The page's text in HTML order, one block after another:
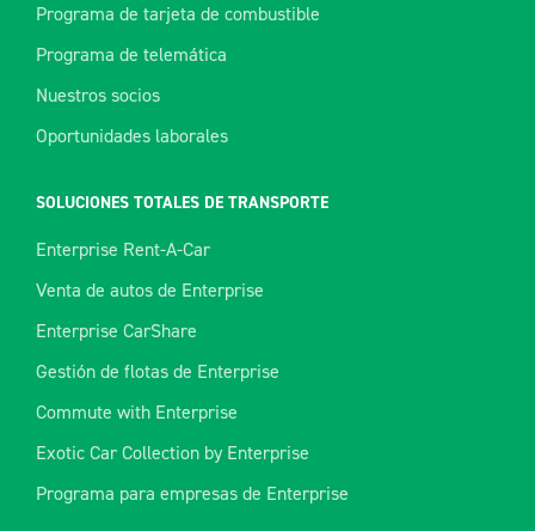
Programa de tarjeta de combustible
Programa de telemática
Nuestros socios
Oportunidades laborales
SOLUCIONES TOTALES DE TRANSPORTE
Enterprise Rent-A-Car
Venta de autos de Enterprise
Enterprise CarShare
Gestión de flotas de Enterprise
Commute with Enterprise
Exotic Car Collection by Enterprise
Programa para empresas de Enterprise